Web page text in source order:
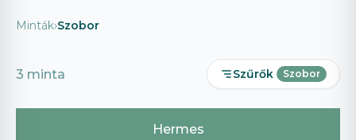
Minták›Szobor
3 minta Szűrők Szobor
Hermes